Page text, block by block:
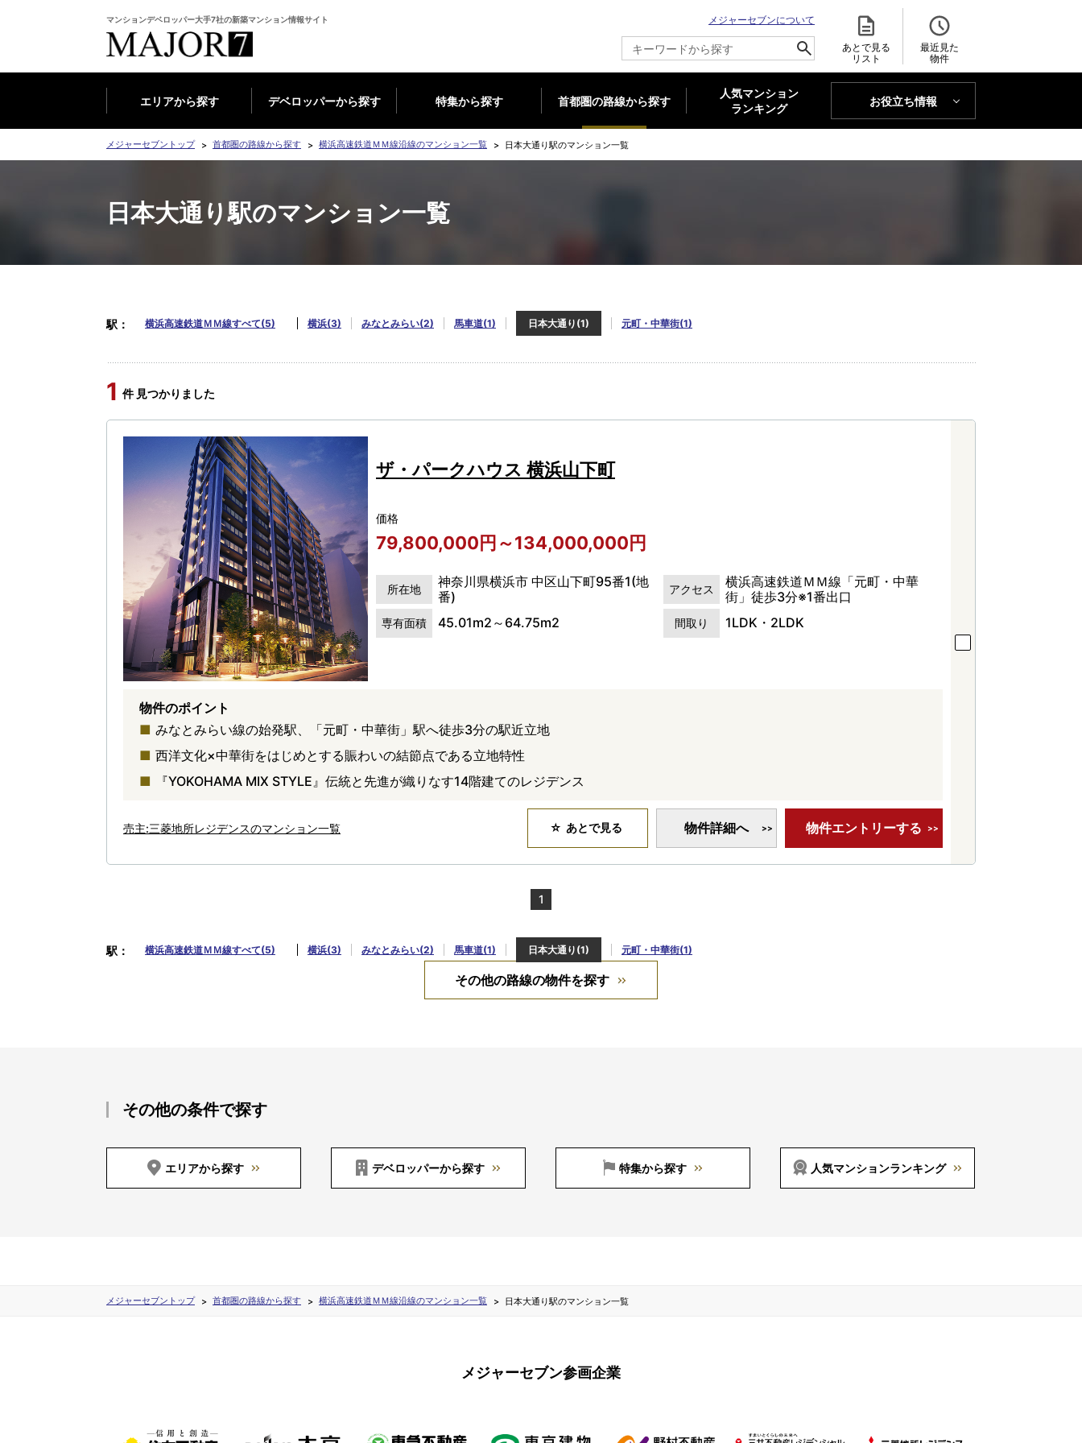
マンションデベロッパー大手7社の新築マンション情報サイト
メジャーセブンについて
あとで見る
リスト
最近見た
物件
エリアから探す デベロッパーから探す 特集から探す 首都圏の路線から探す
人気マンション
ランキング
お役立ち情報
MAJOR'S BLOG
メジャーセブントップ 首都圏の路線から探す 横浜高速鉄道ＭＭ線沿線のマンション一覧 日本大通り駅のマンション一覧
日本大通り駅のマンション一覧
駅 横浜高速鉄道ＭＭ線すべて(5) 横浜(3) みなとみらい(2) 馬車道(1) 日本大通り(1) 元町・中華街(1)
1 件 見つかりました
ザ・パークハウス 横浜山下町
価格
79,800,000円～134,000,000円
所在地
神奈川県横浜市 中区山下町95番1(地
番)
アクセス
横浜高速鉄道ＭＭ線「元町・中華
街」徒歩3分※1番出口
専有面積 45.01m2～64.75m2 間取り 1LDK・2LDK
物件のポイント
みなとみらい線の始発駅、「元町・中華街」駅へ徒歩3分の駅近立地
西洋文化×中華街をはじめとする賑わいの結節点である立地特性
『YOKOHAMA MIX STYLE』伝統と先進が織りなす14階建てのレジデンス
売主:三菱地所レジデンスのマンション一覧 あとで見る 物件詳細へ 物件エントリーする
1
駅 横浜高速鉄道ＭＭ線すべて(5) 横浜(3) みなとみらい(2) 馬車道(1) 日本大通り(1) 元町・中華街(1)
その他の路線の物件を探す
その他の条件で探す
エリアから探す デベロッパーから探す 特集から探す 人気マンションランキング
メジャーセブントップ 首都圏の路線から探す 横浜高速鉄道ＭＭ線沿線のマンション一覧 日本大通り駅のマンション一覧
メジャーセブン参画企業